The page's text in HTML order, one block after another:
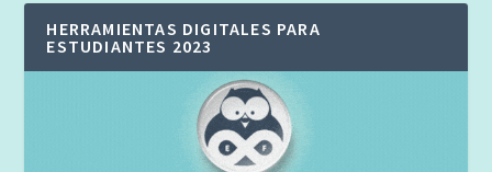
HERRAMIENTAS DIGITALES PARA
ESTUDIANTES 2023